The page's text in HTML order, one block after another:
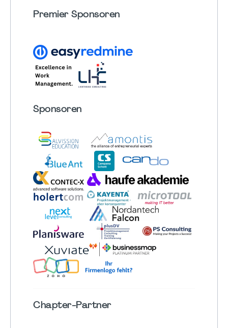
Premier Sponsoren
Sponsoren
Chapter-Partner